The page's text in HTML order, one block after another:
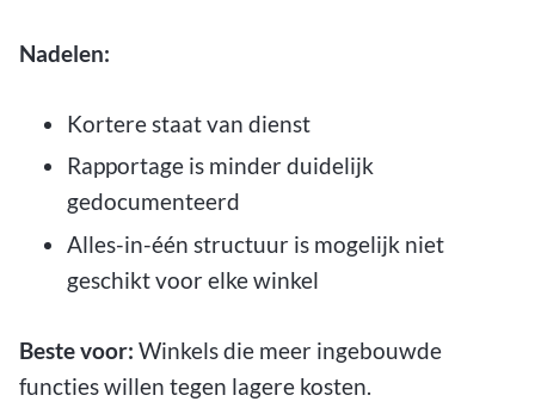
Nadelen:
Kortere staat van dienst
Rapportage is minder duidelijk
gedocumenteerd
Alles-in-één structuur is mogelijk niet
geschikt voor elke winkel
Beste voor: Winkels die meer ingebouwde
functies willen tegen lagere kosten.